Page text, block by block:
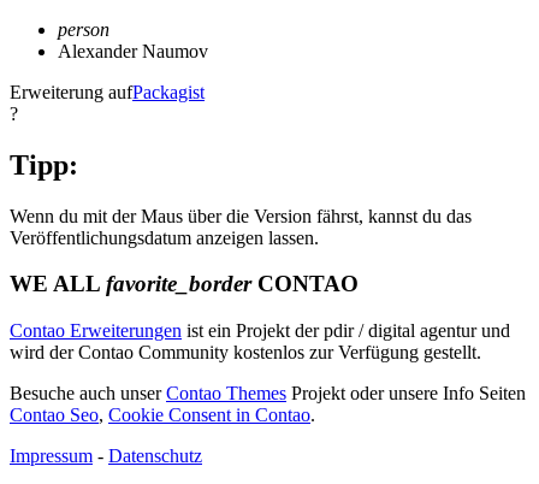
person
Alexander Naumov
Erweiterung aufPackagist
?
Tipp:
Wenn du mit der Maus über die Version fährst, kannst du das
Veröffentlichungsdatum anzeigen lassen.
WE ALL favorite_borderCONTAO
Contao Erweiterungen ist ein Projekt der pdir / digital agentur und
wird der Contao Community kostenlos zur Verfügung gestellt.
Besuche auch unserContao Themes Projekt oder unsere Info Seiten
Contao Seo, Cookie Consent in Contao.
Impressum - Datenschutz